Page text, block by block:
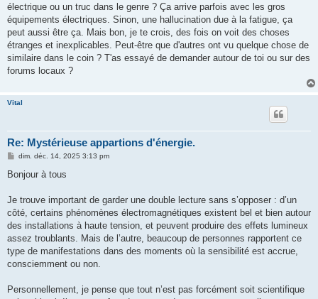
électrique ou un truc dans le genre ? Ça arrive parfois avec les gros
équipements électriques. Sinon, une hallucination due à la fatigue, ça
peut aussi être ça. Mais bon, je te crois, des fois on voit des choses
étranges et inexplicables. Peut-être que d'autres ont vu quelque chose de
similaire dans le coin ? T'as essayé de demander autour de toi ou sur des
forums locaux ?
Vital
Re: Mystérieuse appartions d'énergie.
M
s
g
dim. déc. 14, 2025 3:13 pm
Bonjour à tous
Je trouve important de garder une double lecture sans s’opposer : d’un
côté, certains phénomènes électromagnétiques existent bel et bien autour
des installations à haute tension, et peuvent produire des effets lumineux
assez troublants. Mais de l’autre, beaucoup de personnes rapportent ce
type de manifestations dans des moments où la sensibilité est accrue,
consciemment ou non.
Personnellement, je pense que tout n’est pas forcément soit scientifique